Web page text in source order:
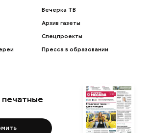
Вечерка ТВ
Архив газеты
Спецпроекты
Пресса в образовании